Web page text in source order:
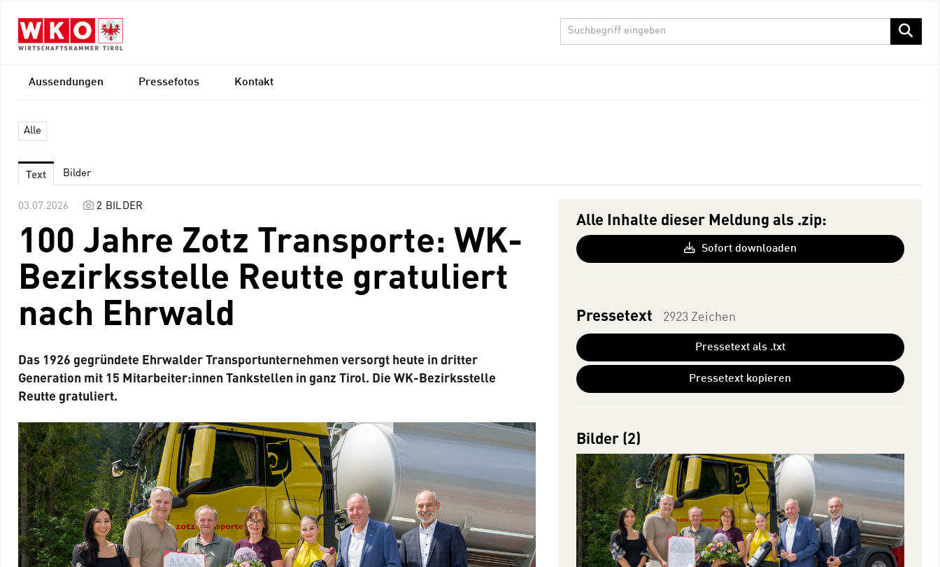
Aussendungen Pressefotos Kontakt
Alle
Text Bilder
03.07.2026 2 BILDER
100 Jahre Zotz Transporte: WK-
Bezirksstelle Reutte gratuliert
nach Ehrwald
Das 1926 gegründete Ehrwalder Transportunternehmen versorgt heute in dritter
Generation mit 15 Mitarbeiter:innen Tankstellen in ganz Tirol. Die WK-Bezirksstelle
Reutte gratuliert.
Alle Inhalte dieser Meldung als .zip:
Sofort downloaden
Pressetext 2923 Zeichen
Pressetext als .txt
Pressetext kopieren
Bilder (2)